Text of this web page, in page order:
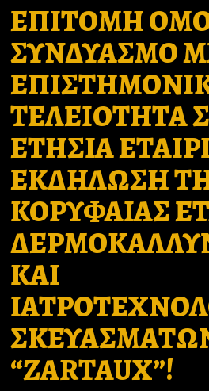
ΕΠΙΤΟΜΗ
ΣΥΝΔΥΑΣΜΟ
ΤΕΛΕΙΟΤΗΤΑ
ΕΤΗΣΙΑ
ΕΚΔΗΛΩΣΗ
ΚΟΡΥΦΑΙΑΣ
ΚΑΙ
“ZARTAUX”!